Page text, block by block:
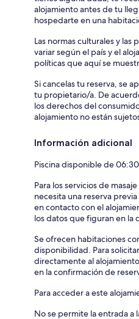
alojamiento antes de tu
hospedarte en una
Las normas culturales y
variar según el país y el
políticas que aquí se
Si cancelas tu reserva, se
tu propietario/a. De
los derechos del
alojamiento no están
Información adicional
Piscina disponible de 06:30
Para los servicios de
necesita una reserva
en contacto con el
los datos que figuran en la
Se ofrecen habitaciones
disponibilidad. Para
directamente al
en la confirmación de
Para acceder a este
No se permite la entrada a